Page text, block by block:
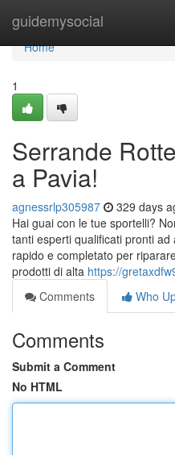
guidemysocial
Home
Home
1
Serrande
a Pavia!
agnessrlp305987 329 days
Hai guai con le tue sportelli?
tanti esperti qualificati pronti
rapido e completato per
prodotti di alta https://
Comments
Who
Comments
Submit a Comment
No HTML